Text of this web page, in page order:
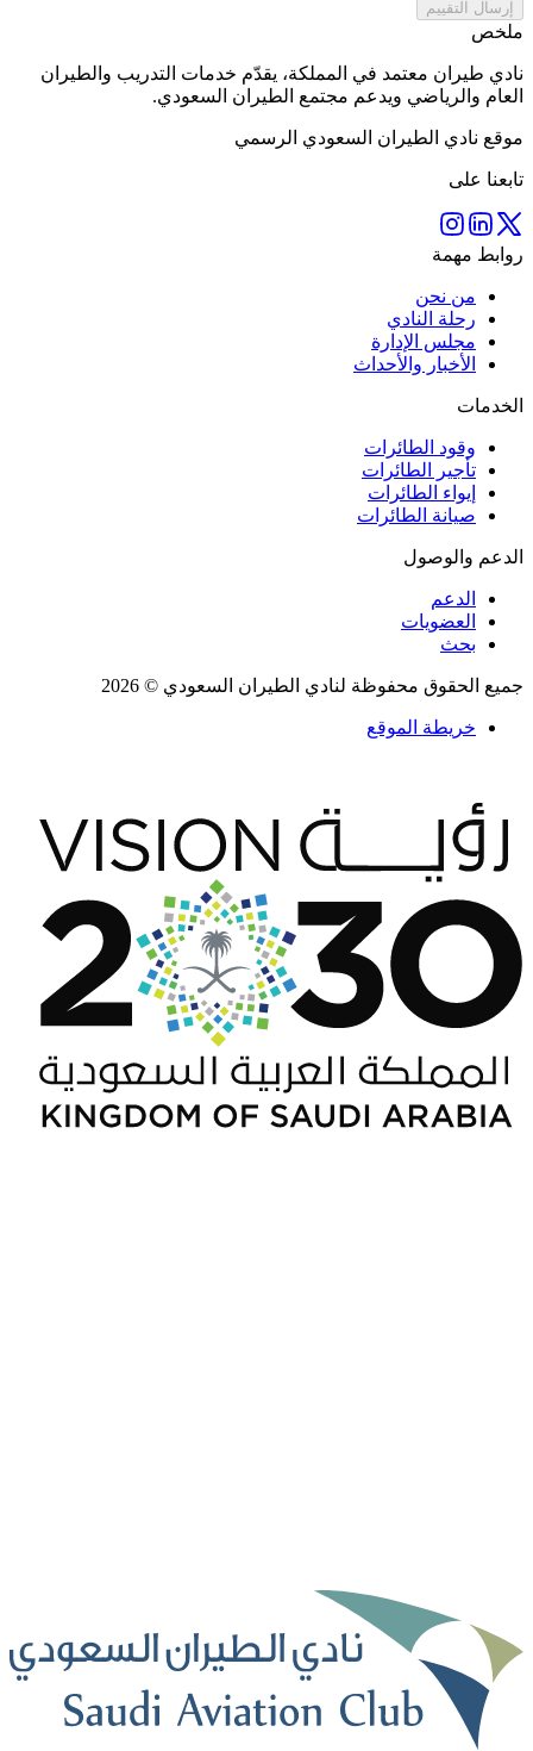
إرسال التقييم
ملخص
نادي طيران معتمد في المملكة، يقدّم خدمات التدريب والطيران
العام والرياضي ويدعم مجتمع الطيران السعودي.
موقع نادي الطيران السعودي الرسمي
تابعنا على
روابط مهمة
من نحن
رحلة النادي
مجلس الإدارة
الأخبار والأحداث
الخدمات
وقود الطائرات
تأجير الطائرات
إيواء الطائرات
صيانة الطائرات
الدعم والوصول
الدعم
العضويات
بحث
جميع الحقوق محفوظة لنادي الطيران السعودي © 2026
خريطة الموقع